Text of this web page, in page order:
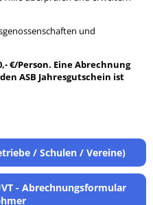
und
€/Person. Eine Abrechnung
ASB Jahresgutschein ist
/ Schulen / Vereine)
- Abrechnungsformular